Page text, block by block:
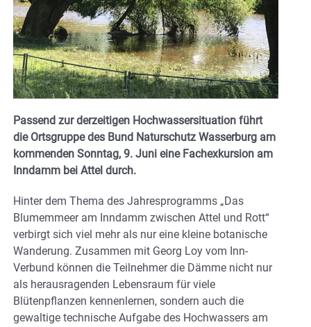
Passend zur derzeitigen Hochwassersituation führt
die Ortsgruppe des Bund Naturschutz Wasserburg am
kommenden Sonntag, 9. Juni eine Fachexkursion am
Inndamm bei Attel durch.
Hinter dem Thema des Jahresprogramms „Das
Blumemmeer am Inndamm zwischen Attel und Rott“
verbirgt sich viel mehr als nur eine kleine botanische
Wanderung. Zusammen mit Georg Loy vom Inn-
Verbund können die Teilnehmer die Dämme nicht nur
als herausragenden Lebensraum für viele
Blütenpflanzen kennenlernen, sondern auch die
gewaltige technische Aufgabe des Hochwassers am